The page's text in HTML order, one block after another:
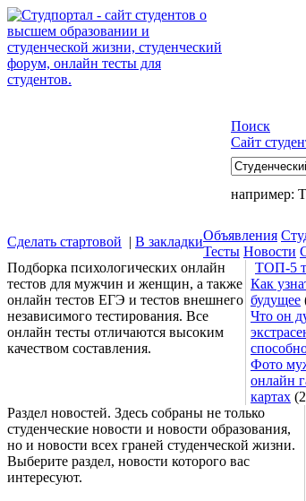
Поиск
Сайт
например:
Сделать стартовой | В закладкиОбъявления
Тесты Новости
Подборка психологических онлайн
тестов для мужчин и женщин, а также
онлайн тестов ЕГЭ и тестов внешнего
независимого тестирования. Все
онлайн тесты отличаются высоким
качеством составления.
ТОП-5
Как
будущее
Что он
Фото
онлайн
картах
Раздел новостей. Здесь собраны не только
студенческие новости и новости образования,
но и новости всех граней студенческой жизни.
Выберите раздел, новости которого вас
интересуют.